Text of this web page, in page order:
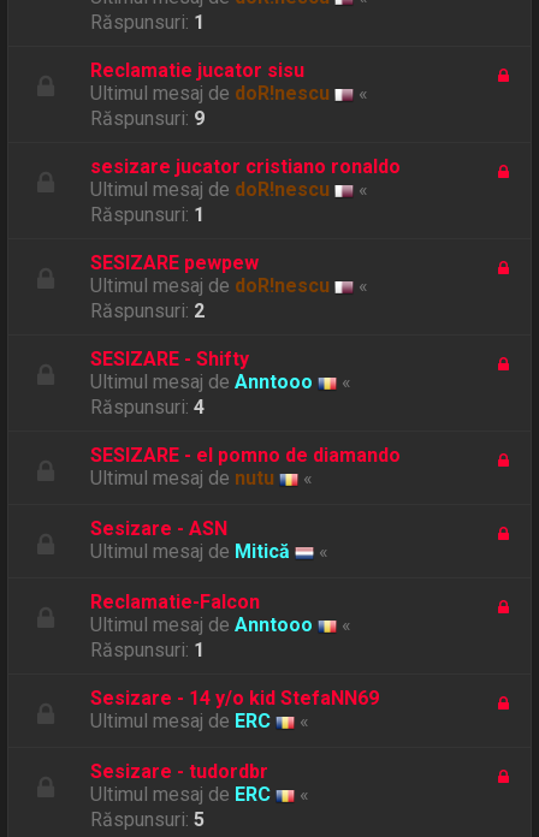
Răspunsuri: 1
Reclamatie jucator sisu
Ultimul mesaj de doR!nescu
«
Răspunsuri: 9
sesizare jucator cristiano ronaldo
Ultimul mesaj de doR!nescu
«
Răspunsuri: 1
SESIZARE pewpew
Ultimul mesaj de doR!nescu
«
Răspunsuri: 2
SESIZARE - Shifty
Ultimul mesaj deAnntooo
«
Răspunsuri:4
SESIZARE - el pomno de diamando
Ultimul mesaj de nutu «
Sesizare - ASN
Ultimul mesaj de Mitică «
Reclamatie-Falcon
Ultimul mesaj deAnntooo
«
Răspunsuri: 1
Sesizare - 14 y/o kid StefaNN69
Ultimul mesaj de ERC «
Sesizare - tudordbr
Ultimul mesaj de ERC
«
Răspunsuri:5